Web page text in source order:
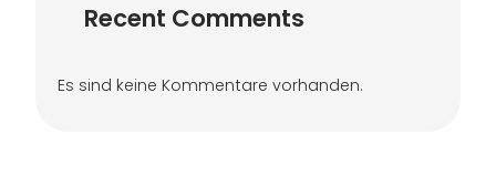
Recent Comments
Es sind keine Kommentare vorhanden.